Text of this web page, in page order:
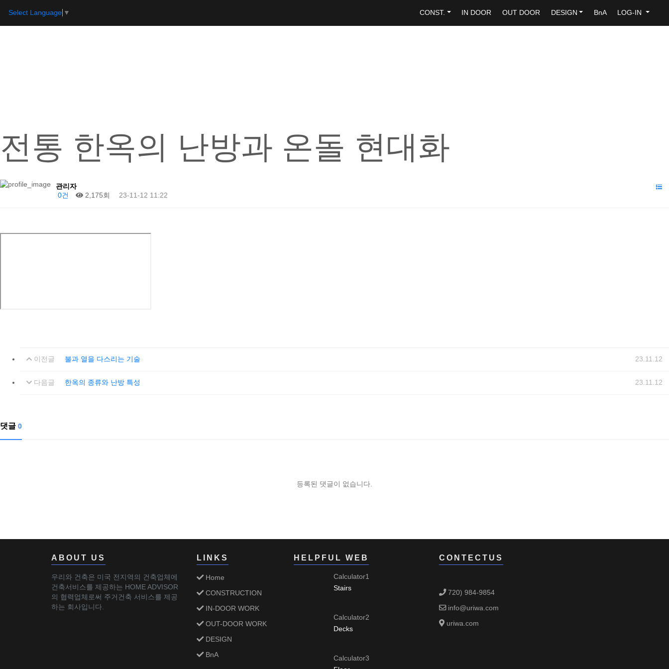
Select Language ▼ CONST. IN DOOR OUT DOOR DESIGN BnA LOG-IN
전통 한옥의 난방과 온돌 현대화
관리자
0건
2,175회 23-11-12 11:22
이전글 불과 열을 다스리는 기술 23.11.12
다음글 한옥의 종류와 난방 특성 23.11.12
댓글 0
등록된 댓글이 없습니다.
ABOUT US
우리와 건축은 미국 전지역의 건축업체에
건축서비스를 제공하는 HOME ADVISOR
의 협력업체로써 주거건축 서비스를 제공
하는 회사입니다.
LINKS
Home
CONSTRUCTION
IN-DOOR WORK
OUT-DOOR WORK
DESIGN
BnA
HELPFUL WEB
Calculator1
Stairs
Calculator2
Decks
Calculator3
CONTECTUS
720) 984-9854
info@uriwa.com
uriwa.com